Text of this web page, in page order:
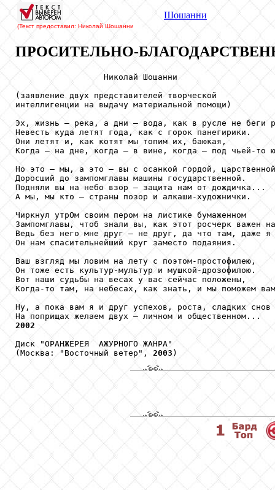
(Текст предоставил: Николай Шошанни
Шошанни
ПРОСИТЕЛЬНО-
                  Николай Шошанни
(заявление двух представителей творческой
интеллигенции на выдачу материальной помощи)
Эх, жизнь — река, а дни — вода, как в русле не беги
Невесть куда летят года, как с горок панегирики.
Они летят и, как котят мы топим их, баюкая,
Когда — на дне, когда — в вине, когда — под чьей-то
Но это — мы, а это — вы с осанкой гордой,
Доросший до зампомглавы машины государственной.
Подняли вы на небо взор — защита нам от дождичка...
А мы, мы кто — страны позор и алкаши-художнички.
Чиркнул утрОм своим пером на листике бумаженном
Зампомглавы, чтоб знали вы, как этот росчерк важен
Ведь без него мне друг — не друг, да что там, даже
Он нам спасительнейший круг заместо подаяния.
Ваш взгляд мы ловим на лету с поэтом-простофилею,
Он тоже есть культур-мультур и мушкой-дрозофилою.
Вот наши судьбы на весах у вас сейчас положены,
Когда-то там, на небесах, как знать, и мы поможем
Ну, а пока вам я и друг успехов, роста, сладких снов
2002
Диск "ОРАНЖЕРЕЯ  АЖУРНОГО ЖАНРА"
(Москва: "Восточный ветер", 2003 )